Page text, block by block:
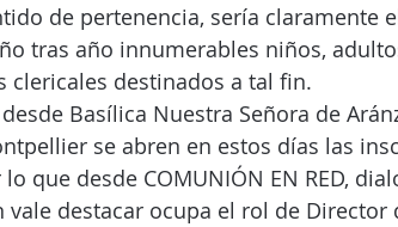
de pertenencia, sería claramente
tras año innumerables niños,
clericales destinados a tal fin.
Basílica Nuestra Señora de
se abren en estos días las
que desde COMUNIÓN EN RED,
vale destacar ocupa el rol de Director